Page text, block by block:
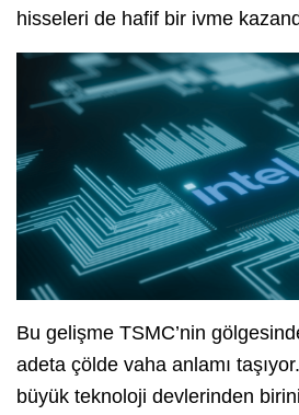
hisseleri de hafif bir ivme
Bu gelişme TSMC’nin
adeta çölde vaha anlamı
büyük teknoloji devlerinden